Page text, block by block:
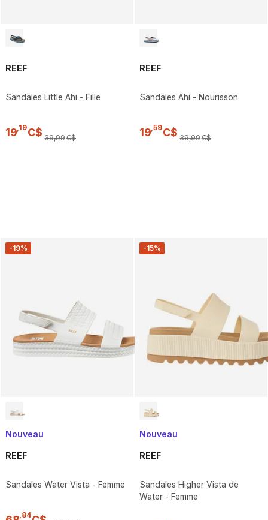
REEF
Sandales Little Ahi - Fille
19 19C$ 39,99C$
REEF
Sandales Ahi - Nourisson
19 59C$ 39,99C$
-19%
Nouveau
REEF
Sandales Water Vista - Femme
,84
-15%
Nouveau
REEF
Sandales Higher Vista de
Water - Femme